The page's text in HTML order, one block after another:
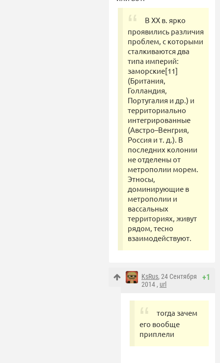
В XX в. ярко
проявились различия
проблем, с которыми
сталкиваются два
типа империй:
заморские[11]
(Британия,
Голландия,
Португалия и др.) и
территориально
интегрированные
(Австро–Венгрия,
Россия и т. д.). В
последних колонии
не отделены от
метрополии морем.
Этносы,
доминирующие в
метрополии и
вассальных
территориях, живут
рядом, тесно
взаимодействуют.
+1
KsRus, 24 Сентября
2014 , url
тогда зачем
его вообще
приплели